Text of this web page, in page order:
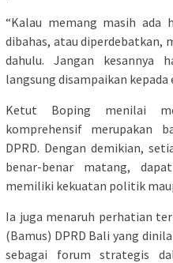
“Kalau memang masih ada
dibahas, atau diperdebatkan,
dahulu. Jangan kesannya
langsung disampaikan kepada
Ketut Boping menilai
komprehensif merupakan
DPRD. Dengan demikian,
benar-benar matang,
memiliki kekuatan politik
Ia juga menaruh perhatian
(Bamus) DPRD Bali yang
sebagai forum strategis